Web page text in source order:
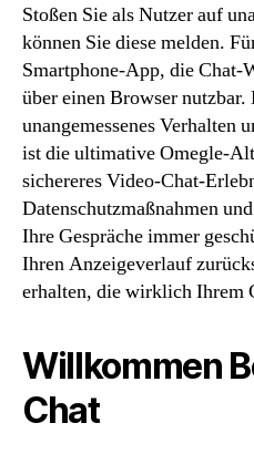
Stoßen Sie als Nutzer auf
können Sie diese melden.
Smartphone-App, die Chat-
über einen Browser
unangemessenes Verhalten
ist die ultimative Omegle-
sichereres Video-Chat-
Datenschutzmaßnahmen
Ihre Gespräche immer
Ihren Anzeigeverlauf
erhalten, die wirklich Ihrem
Willkommen
Chat